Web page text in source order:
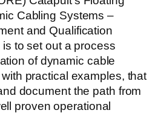
Cabling Systems –
and Qualification
to set out a process
of dynamic cable
practical examples, that
document the path from
proven operational